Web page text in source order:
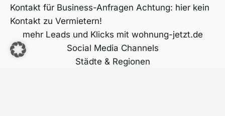
Kontakt für Business-Anfragen Achtung: hier kein
Kontakt zu Vermietern!
mehr Leads und Klicks mit wohnung-jetzt.de
Social Media Channels
Städte & Regionen